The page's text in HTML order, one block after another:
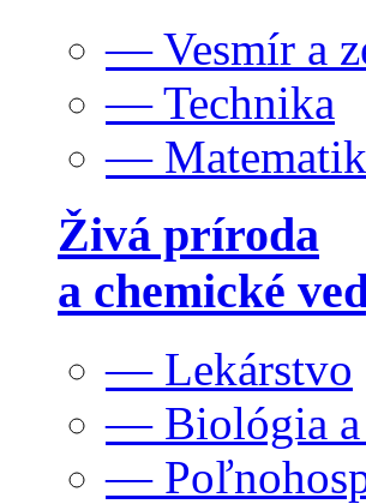
— Vesmír a
— Technika
—
Živá príroda
a chemické
— Lekárstvo
— Biológia a
—